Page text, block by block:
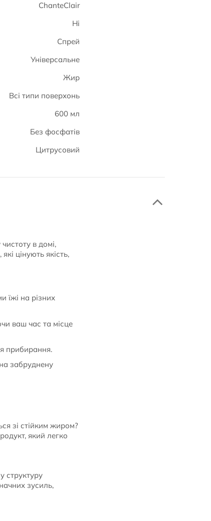
ChanteClair
Ні
Спрей
Універсальне
Жир
Всі типи поверхонь
600 мл
Без фосфатів
Цитрусовий
в домі,
цінують якість,
їжі на різних
ваш час та місце
прибирання.
забруднену
зі стійким жиром?
який легко
структуру
зусиль,